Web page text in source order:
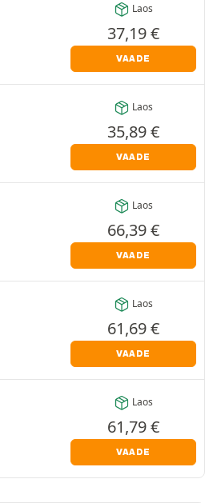
Laos
37,19€
VAADE
Laos
35,89€
VAADE
Laos
66,39€
VAADE
Laos
61,69€
VAADE
Laos
61,79€
VAADE